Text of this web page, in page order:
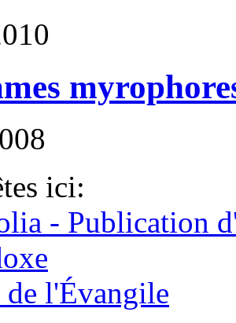
ici:
- Publication
de l'Évangile